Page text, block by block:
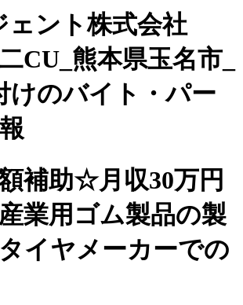
ェント株式会社
CU_熊本県玉名市_
けのバイト・パー
補助☆月収30万円
業用ゴム製品の製
イヤメーカーでの